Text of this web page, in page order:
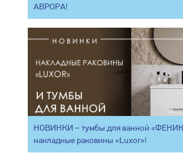
АВРОРА!
НОВИНКИ – тумбы для ванной
накладные раковины «Luxor»!